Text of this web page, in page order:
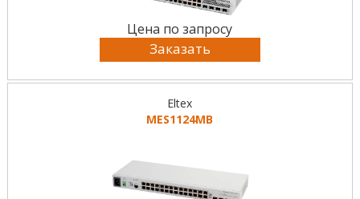
Цена по запросу
Заказать
Eltex
MES1124MB